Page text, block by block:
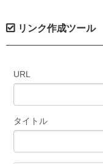
リンク作成ツール
URL
タイトル